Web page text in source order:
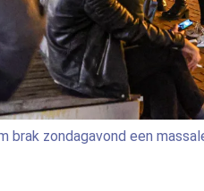
brak zondagavond een